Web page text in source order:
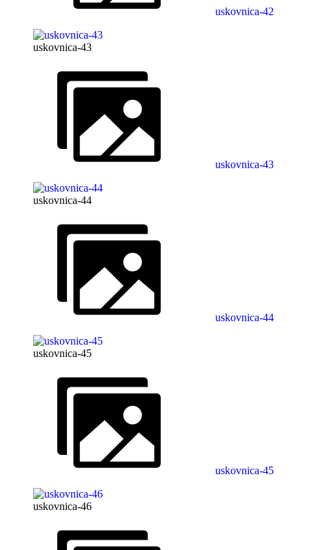
uskovnica-42
uskovnica-43
uskovnica-43
uskovnica-44
uskovnica-44
uskovnica-45
uskovnica-45
uskovnica-46